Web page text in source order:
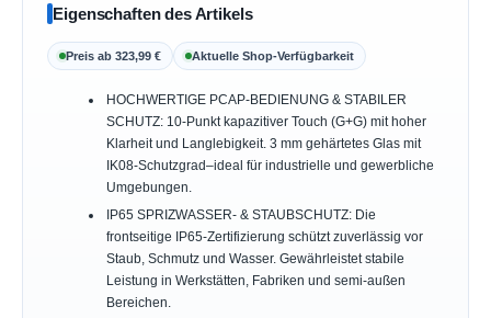
Eigenschaften des Artikels
Preis ab 323,99 € Aktuelle Shop-Verfügbarkeit
HOCHWERTIGE PCAP-BEDIENUNG & STABILER
SCHUTZ: 10-Punkt kapazitiver Touch (G+G) mit hoher
Klarheit und Langlebigkeit. 3 mm gehärtetes Glas mit
IK08-Schutzgrad–ideal für industrielle und gewerbliche
Umgebungen.
IP65 SPRIZWASSER- & STAUBSCHUTZ: Die
frontseitige IP65-Zertifizierung schützt zuverlässig vor
Staub, Schmutz und Wasser. Gewährleistet stabile
Leistung in Werkstätten, Fabriken und semi-außen
Bereichen.